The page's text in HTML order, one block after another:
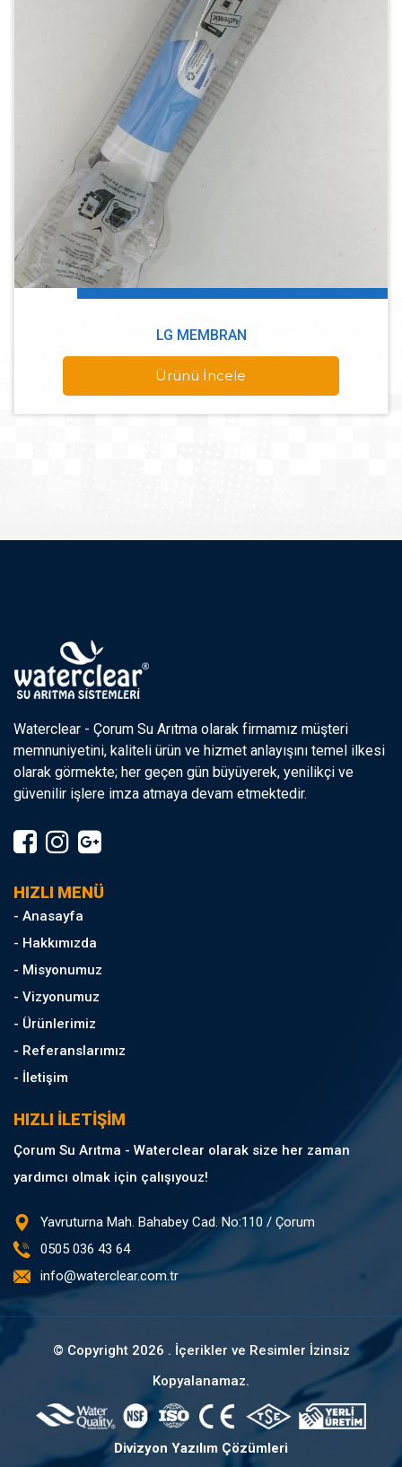
LG MEMBRAN
Ürünü İncele
Waterclear - Çorum Su Arıtma olarak firmamız müşteri
memnuniyetini, kaliteli ürün ve hizmet anlayışını temel ilkesi
olarak görmekte; her geçen gün büyüyerek, yenilikçi ve
güvenilir işlere imza atmaya devam etmektedir.
HIZLI MENÜ
- Anasayfa
- Hakkımızda
- Misyonumuz
- Vizyonumuz
- Ürünlerimiz
- Referanslarımız
- İletişim
HIZLI İLETİŞİM
Çorum Su Arıtma - Waterclear olarak size her zaman
yardımcı olmak için çalışıyouz!
Yavruturna Mah. Bahabey Cad. No:110 / Çorum
0505 036 43 64
info@waterclear.com.tr
© Copyright 2026 . İçerikler ve Resimler İzinsiz
Kopyalanamaz.
Divizyon Yazılım Çözümleri